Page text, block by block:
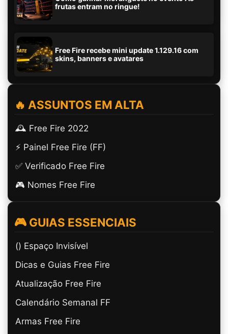
frutas entram no ringue!
Free Fire recebe mini update 1.129.16 com
skins, banners e avatares
🔥 ASSUNTOS EM ALTA
🕰️ Free Fire 2022
⚡ Painel Free Fire (FF)
✅ Verificado Free Fire
🎮 Nomes Free Fire
🎮 GUIAS ESSENCIAIS
(ㅤ) Espaço Invisível
Dicas e Guias Free Fire
Atualização Free Fire
Calendário Semanal FF
Armas Free Fire